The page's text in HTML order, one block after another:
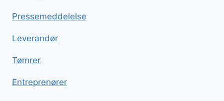
Pressemeddelelse
Leverandør
Tømrer
Entreprenører